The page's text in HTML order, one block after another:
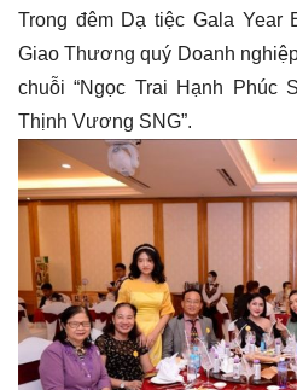
Trong đêm Dạ tiệc Gala Year
Giao Thương quý Doanh
chuỗi “Ngọc Trai Hạnh Phúc
Thịnh Vương SNG”.